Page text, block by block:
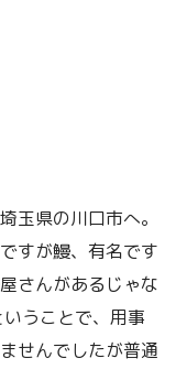
玉県の川口市へ。
すが鰻、有名です
さんがあるじゃな
うことで、用事
せんでしたが普通